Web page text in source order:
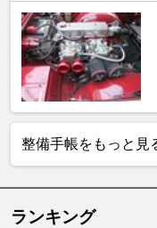
整備手帳をもっと見
ランキング